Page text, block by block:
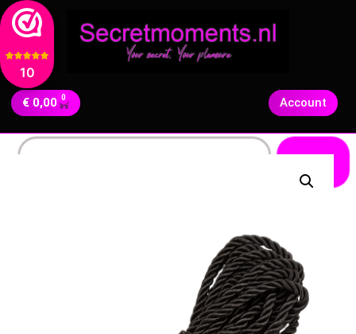
10
€ 0,00 0 Account